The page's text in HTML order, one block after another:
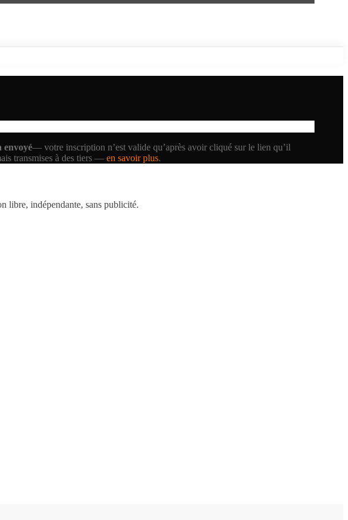
envoyé— votre inscription n’est valide qu’après avoir cliqué sur le lien qu’il
transmises à des tiers — en savoir plus.
libre, indépendante, sans publicité.